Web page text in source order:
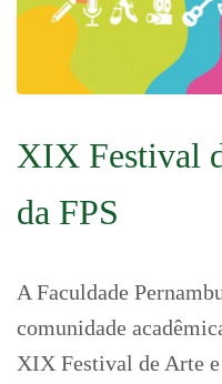
XIX Festival
da FPS
A Faculdade
comunidade
XIX Festival de Arte